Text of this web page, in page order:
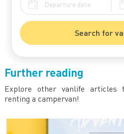
Search for
Further reading
Explore other vanlife articles
renting a campervan!